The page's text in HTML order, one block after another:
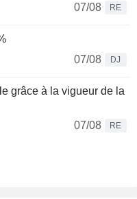
07/08
RE
07/08
DJ
grâce à la vigueur de la
07/08
RE